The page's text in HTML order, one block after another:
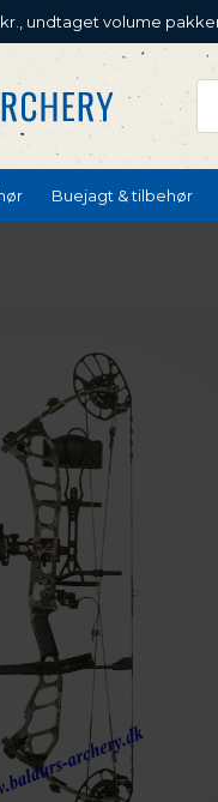
undtaget volume
Buejagt & tilbehør